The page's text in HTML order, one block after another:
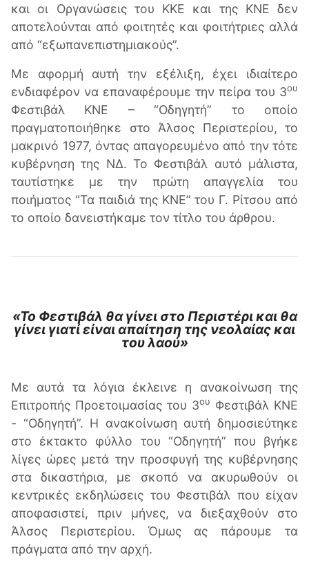
και οι Οργανώσεις του ΚΚΕ και της ΚΝΕ δεν
αποτελούνται από φοιτητές και φοιτήτριες αλλά
από “εξωπανεπιστημιακούς”.
Με αφορμή αυτή την εξέλιξη, έχει ιδιαίτερο
ενδιαφέρον να επαναφέρουμε την πείρα του 3ου
Φεστιβάλ ΚΝΕ – “Οδηγητή” το οποίο
πραγματοποιήθηκε στο Άλσος Περιστερίου, το
μακρινό 1977, όντας απαγορευμένο από την τότε
κυβέρνηση της ΝΔ. Το Φεστιβάλ αυτό μάλιστα,
ταυτίστηκε με την πρώτη απαγγελία του
ποιήματος “Τα παιδιά της ΚΝΕ” του Γ. Ρίτσου από
το οποίο δανειστήκαμε τον τίτλο του άρθρου.
«Το Φεστιβάλ θα γίνει στο Περιστέρι και θα
γίνει γιατί είναι απαίτηση της νεολαίας και
του λαού»
Με αυτά τα λόγια έκλεινε η ανακοίνωση της
Επιτροπής Προετοιμασίας του 3ου Φεστιβάλ ΚΝΕ
- “Οδηγητή”. Η ανακοίνωση αυτή δημοσιεύτηκε
στο έκτακτο φύλλο του “Οδηγητή” που βγήκε
λίγες ώρες μετά την προσφυγή της κυβέρνησης
στα δικαστήρια, με σκοπό να ακυρωθούν οι
κεντρικές εκδηλώσεις του Φεστιβάλ που είχαν
αποφασιστεί, πριν μήνες, να διεξαχθούν στο
Άλσος Περιστερίου. Όμως ας πάρουμε τα
πράγματα από την αρχή.